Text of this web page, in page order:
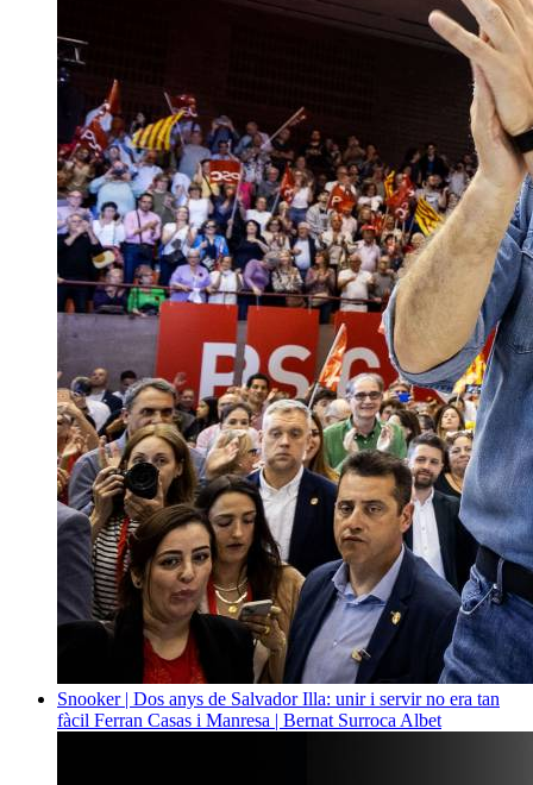
Snooker | Dos anys de Salvador Illa: unir i servir no era tan
fàcil Ferran Casas i Manresa | Bernat Surroca Albet